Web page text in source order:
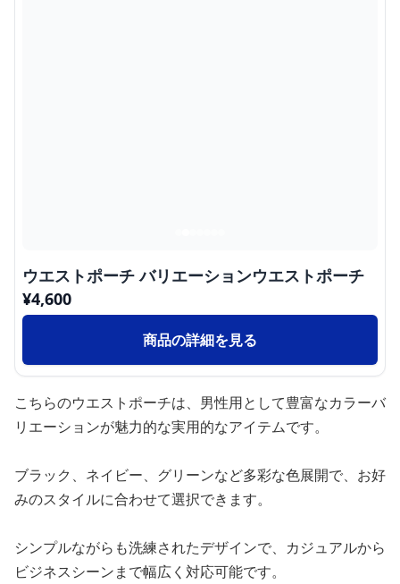
ウエストポーチ バリエーションウエストポーチ
¥4,600
商品の詳細を見る
こちらのウエストポーチは、男性用として豊富なカラーバ
リエーションが魅力的な実用的なアイテムです。
ブラック、ネイビー、グリーンなど多彩な色展開で、お好
みのスタイルに合わせて選択できます。
シンプルながらも洗練されたデザインで、カジュアルから
ビジネスシーンまで幅広く対応可能です。